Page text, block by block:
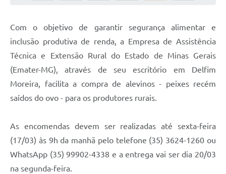
JORNADA DO PATRIMÔNIO
Arquivos para Download
Com o objetivo de garantir segurança alimentar e
inclusão produtiva de renda, a Empresa de Assistência
Técnica e Extensão Rural do Estado de Minas Gerais
(Emater-MG), através de seu escritório em Delfim
Moreira, facilita a compra de alevinos - peixes recém
saídos do ovo - para os produtores rurais.
As encomendas devem ser realizadas até sexta-feira
(17/03) às 9h da manhã pelo telefone (35) 3624-1260 ou
WhatsApp (35) 99902-4338 e a entrega vai ser dia 20/03
na segunda-feira.